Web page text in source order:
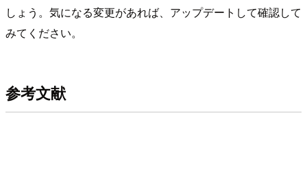
しょう。気になる変更があれば、アップデートして確認して
みてください。
参考文献